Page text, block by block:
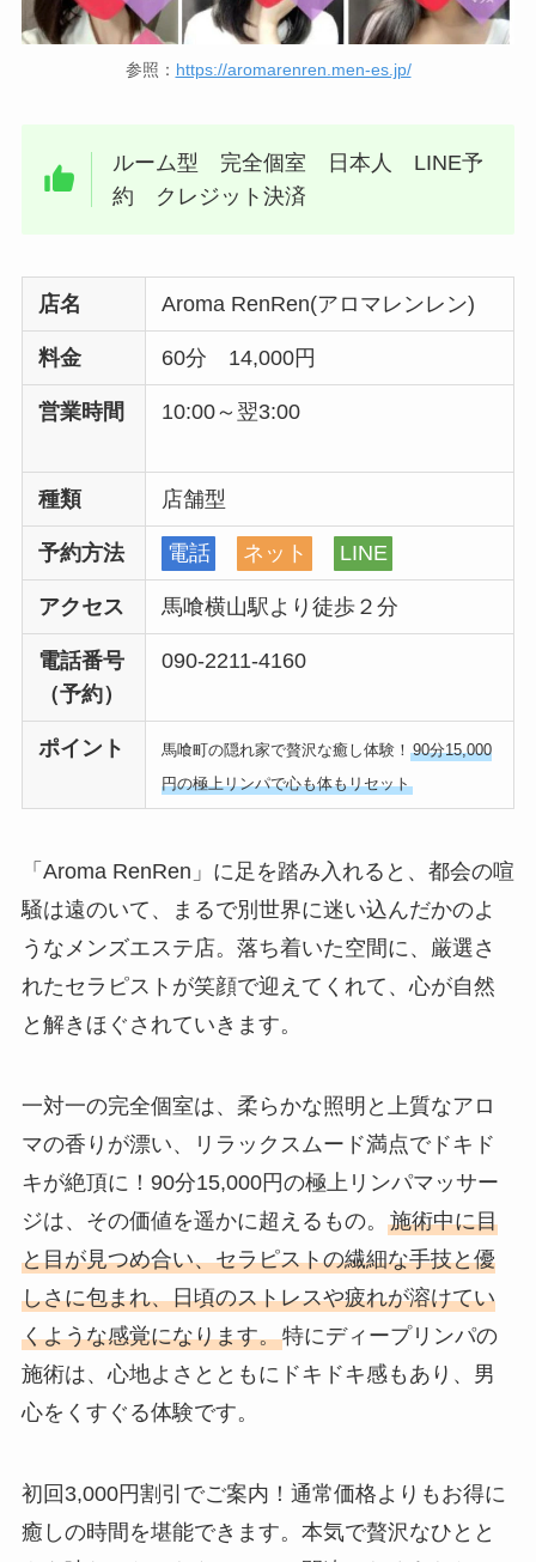
参照： https://aromarenren.men-es.jp/
ルーム型 完全個室 日本人 LINE予
約 クレジット決済
店名 Aroma RenRen(アロマレンレン)
料金 60分 14,000円
営業時間 10:00～翌3:00
種類 店舗型
予約方法 電話 ネット LINE
アクセス 馬喰横山駅より徒歩２分
電話番号
（予約）
090-2211-4160
ポイント 馬喰町の隠れ家で贅沢な癒し体験！90分15,000
円の極上リンパで心も体もリセット
「Aroma RenRen」に足を踏み入れると、都会の喧
騒は遠のいて、まるで別世界に迷い込んだかのよ
うなメンズエステ店。落ち着いた空間に、厳選さ
れたセラピストが笑顔で迎えてくれて、心が自然
と解きほぐされていきます。
一対一の完全個室は、柔らかな照明と上質なアロ
マの香りが漂い、リラックスムード満点でドキド
キが絶頂に！90分15,000円の極上リンパマッサー
ジは、その価値を遥かに超えるもの。 施術中に目
と目が見つめ合い、セラピストの繊細な手技と優
しさに包まれ、日頃のストレスや疲れが溶けてい
くような感覚になります。特にディープリンパの
施術は、心地よさとともにドキドキ感もあり、男
心をくすぐる体験です。
初回3,000円割引でご案内！通常価格よりもお得に
癒しの時間を堪能できます。本気で贅沢なひとと